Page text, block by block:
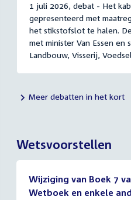
1 juli 2026, debat - Het
gepresenteerd met
het stikstofslot te halen.
met minister Van Essen en
Landbouw, Visserij,
Meer debatten in het kort
Wetsvoorstellen
Wijziging van Boek 7
Wetboek en enkele